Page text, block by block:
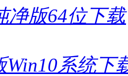
净版64位下
Win10系统下